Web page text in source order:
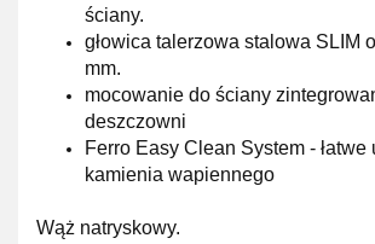
ściany.
głowica talerzowa stalowa SLIM
mm.
mocowanie do ściany
deszczowni
Ferro Easy Clean System -
kamienia wapiennego
Wąż natryskowy.